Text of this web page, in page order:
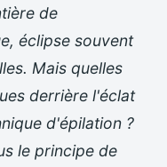
de
éclipse souvent
Mais quelles
derrière l'éclat
d'épilation ?
le principe de